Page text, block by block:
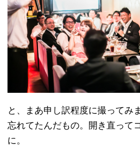
と、まあ申し訳程度に撮ってみ
忘れてたんだもの。開き直って
に。